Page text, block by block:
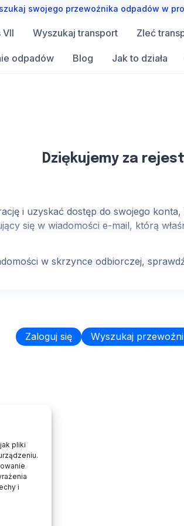
pliki
i
swojego przewoźnika odpadów w
Wyszukaj transport Zleć
odpadów Blog Jak to działa
Dziękujemy za
i uzyskać dostęp do swojego
się w wiadomości e-mail, którą
w skrzynce odbiorczej,
Zaloguj się Wyszukaj